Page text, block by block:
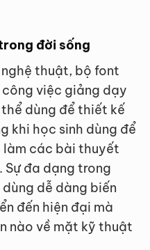
đời sống
thuật, bộ font
việc giảng dạy
dùng để thiết kế
khi học sinh dùng để
các bài thuyết
đa dạng trong
dễ dàng biến
đến hiện đại mà
nào về mặt kỹ thuật